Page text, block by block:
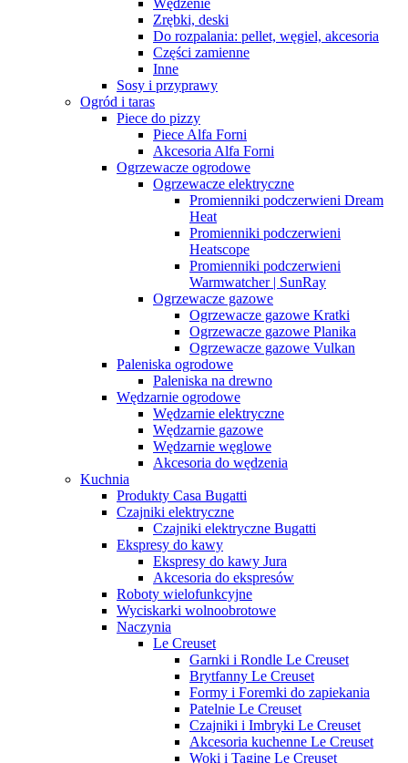
Wędzenie
Zrębki, deski
Do rozpalania: pellet, węgiel, akcesoria
Części zamienne
Inne
Sosy i przyprawy
Ogród i taras
Piece do pizzy
Piece Alfa Forni
Akcesoria Alfa Forni
Ogrzewacze ogrodowe
Ogrzewacze elektryczne
Promienniki podczerwieni Dream
Heat
Promienniki podczerwieni
Heatscope
Promienniki podczerwieni
Warmwatcher | SunRay
Ogrzewacze gazowe
Ogrzewacze gazowe Kratki
Ogrzewacze gazowe Planika
Ogrzewacze gazowe Vulkan
Paleniska ogrodowe
Paleniska na drewno
Wędzarnie ogrodowe
Wędzarnie elektryczne
Wędzarnie gazowe
Wędzarnie węglowe
Akcesoria do wędzenia
Kuchnia
Produkty Casa Bugatti
Czajniki elektryczne
Czajniki elektryczne Bugatti
Ekspresy do kawy
Ekspresy do kawy Jura
Akcesoria do ekspresów
Roboty wielofunkcyjne
Wyciskarki wolnoobrotowe
Naczynia
Le Creuset
Garnki i Rondle Le Creuset
Brytfanny Le Creuset
Formy i Foremki do zapiekania
Patelnie Le Creuset
Czajniki i Imbryki Le Creuset
Akcesoria kuchenne Le Creuset
Woki i Tagine Le Creuset